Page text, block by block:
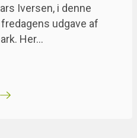
Iversen, i denne
udgave af
Her…